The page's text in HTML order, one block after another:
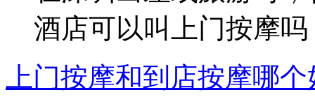
酒店可以叫上门按摩
上门按摩和到店按摩哪